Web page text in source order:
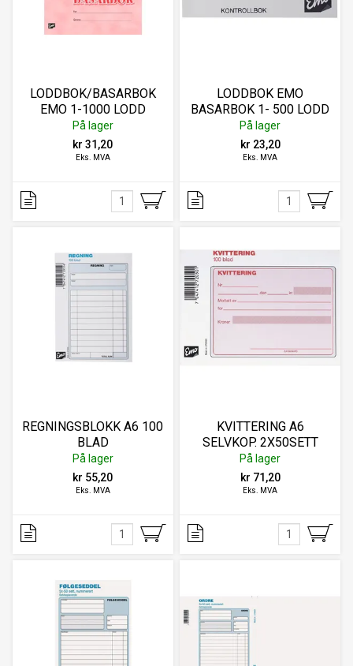
LODDBOK/BASARBOK
EMO 1-1000 LODD
På lager
kr 31,20
Eks. MVA
LODDBOK EMO
BASARBOK 1- 500 LODD
På lager
kr 23,20
Eks. MVA
REGNINGSBLOKK A6 100
BLAD
På lager
kr 55,20
Eks. MVA
KVITTERING A6
SELVKOP. 2X50SETT
På lager
kr 71,20
Eks. MVA